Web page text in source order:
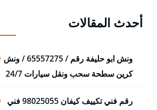
أحدث المقالات
ونش ابو حليفة رقم / 65557275 / ونش
كرين سطحة سحب ونقل سيارات 24/7
رقم فني تكييف كيفان 98025055 فني